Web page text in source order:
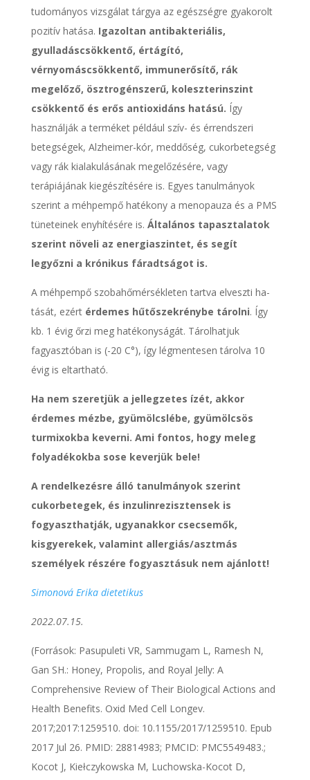
tudományos vizsgálat tárgya az egészségre gyakorolt
pozitív hatása. Igazoltan antibakteriális,
gyulladáscsökkentő, értágító,
vérnyomáscsökkentő, immunerősítő, rák
megelőző, ösztrogénszerű, koleszterinszint
csökkentő és erős antioxidáns hatású. Így
használják a terméket például szív- és érrendszeri
betegségek, Alzheimer-kór, meddőség, cukorbetegség
vagy rák kialakulásának megelőzésére, vagy
terápiájának kiegészítésére is. Egyes tanulmányok
szerint a méhpempő hatékony a menopauza és a PMS
tüneteinek enyhítésére is. Általános tapasztalatok
szerint növeli az energiaszintet, és segít
legyőzni a krónikus fáradtságot is.
A méhpempő szobahőmérsékleten tartva elveszti ha­
tását, ezért érdemes hűtőszekrénybe tárolni. Így
kb. 1 évig őrzi meg hatékonyságát. Tárolhatjuk
fagyasztóban is (-20 C°), így légmentesen tárolva 10
évig is eltartható.
Ha nem szeretjük a jellegzetes ízét, akkor
érdemes mézbe, gyümölcslébe, gyümölcsös
turmixokba keverni. Ami fontos, hogy meleg
folyadékokba sose keverjük bele!
A rendelkezésre álló tanulmányok szerint
cukorbetegek, és inzulinrezisztensek is
fogyaszthatják, ugyanakkor csecsemők,
kisgyerekek, valamint allergiás/asztmás
személyek részére fogyasztásuk nem ajánlott!
Simonová Erika dietetikus
2022.07.15.
(Források: Pasupuleti VR, Sammugam L, Ramesh N,
Gan SH.: Honey, Propolis, and Royal Jelly: A
Comprehensive Review of Their Biological Actions and
Health Benefits. Oxid Med Cell Longev.
2017;2017:1259510. doi: 10.1155/2017/1259510. Epub
2017 Jul 26. PMID: 28814983; PMCID: PMC5549483.;
Kocot J, Kiełczykowska M, Luchowska-Kocot D,